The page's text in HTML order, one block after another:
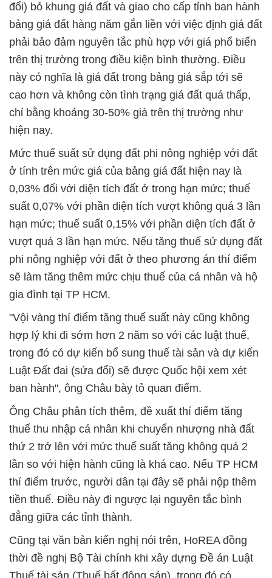
đổi) bỏ khung giá đất và giao cho cấp tỉnh ban hành
bảng giá đất hàng năm gắn liền với việc định giá đất
phải bảo đảm nguyên tắc phù hợp với giá phổ biến
trên thị trường trong điều kiện bình thường. Điều
này có nghĩa là giá đất trong bảng giá sắp tới sẽ
cao hơn và không còn tình trạng giá đất quá thấp,
chỉ bằng khoảng 30-50% giá trên thị trường như
hiện nay.
Mức thuế suất sử dụng đất phi nông nghiệp với đất
ở tính trên mức giá của bảng giá đất hiện nay là
0,03% đối với diện tích đất ở trong hạn mức; thuế
suất 0,07% với phần diện tích vượt không quá 3 lần
hạn mức; thuế suất 0,15% với phần diện tích đất ở
vượt quá 3 lần hạn mức. Nếu tăng thuế sử dụng đất
phi nông nghiệp với đất ở theo phương án thí điểm
sẽ làm tăng thêm mức chịu thuế của cá nhân và hộ
gia đình tại TP HCM.
"Vội vàng thí điểm tăng thuế suất này cũng không
hợp lý khi đi sớm hơn 2 năm so với các luật thuế,
trong đó có dự kiến bổ sung thuế tài sản và dự kiến
Luật Đất đai (sửa đổi) sẽ được Quốc hội xem xét
ban hành", ông Châu bày tỏ quan điểm.
Ông Châu phân tích thêm, đề xuất thí điểm tăng
thuế thu nhập cá nhân khi chuyển nhượng nhà đất
thứ 2 trở lên với mức thuế suất tăng không quá 2
lần so với hiện hành cũng là khá cao. Nếu TP HCM
thí điểm trước, người dân tại đây sẽ phải nộp thêm
tiền thuế. Điều này đi ngược lại nguyên tắc bình
đẳng giữa các tỉnh thành.
Cũng tại văn bản kiến nghị nói trên, HoREA đồng
thời đề nghị Bộ Tài chính khi xây dựng Đề án Luật